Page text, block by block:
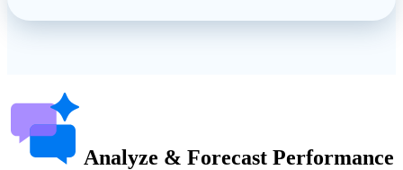
Analyze & Forecast Performance